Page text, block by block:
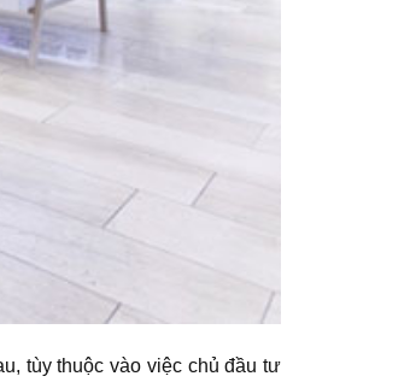
tùy thuộc vào việc chủ đầu tư